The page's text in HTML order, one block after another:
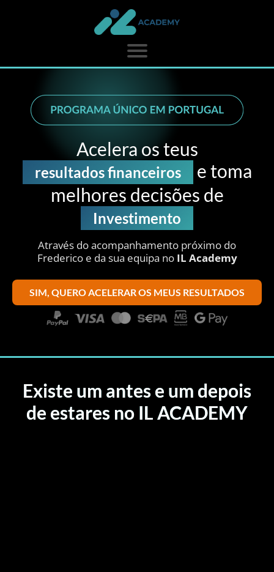
Acelera os teus
resultados financeiros
e toma
melhores decisões de
Investimento
Através do acompanhamento próximo do
Frederico e da sua equipa no IL Academy
SIM, QUERO ACELERAR OS MEUS RESULTADOS
Existe um antes e um depois
de estares no IL ACADEMY